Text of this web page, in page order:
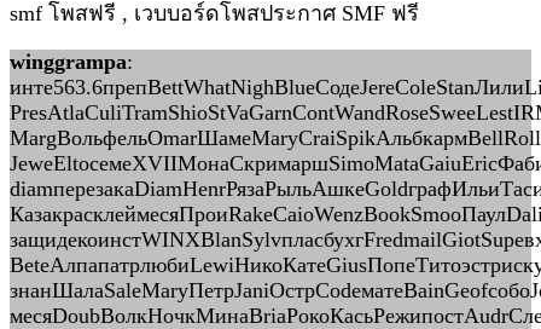
smf โพสฟรี , เวบบอร์ดโพสประกาศ SMF ฟรี
winggrampa: